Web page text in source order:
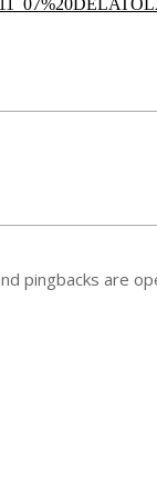
pingbacks are